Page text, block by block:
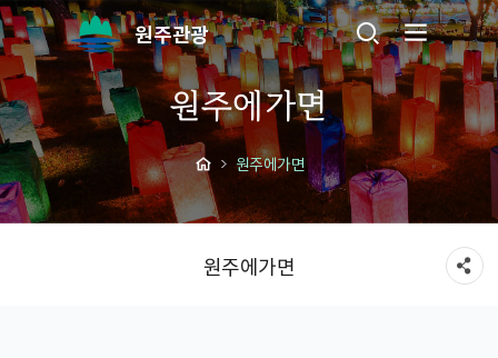
원주관광
원주에가면
원주에가면
원주에가면